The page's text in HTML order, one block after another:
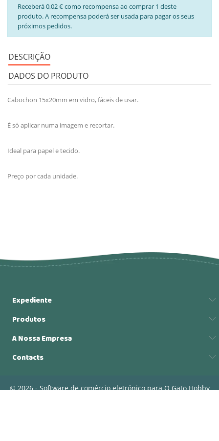
Receberá 0,02 € como recompensa ao comprar 1 deste
produto. A recompensa poderá ser usada para pagar os seus
próximos pedidos.
DESCRIÇÃO
DADOS DO PRODUTO
Cabochon 15x20mm em vidro,fáceis de usar.
É só aplicar numa imagem e recortar.
Ideal para papel e tecido.
Preço por cada unidade.
Expediente
Produtos
A Nossa Empresa
Contacts
© 2026 - Software de comércio eletrónico para O Gato Hobby